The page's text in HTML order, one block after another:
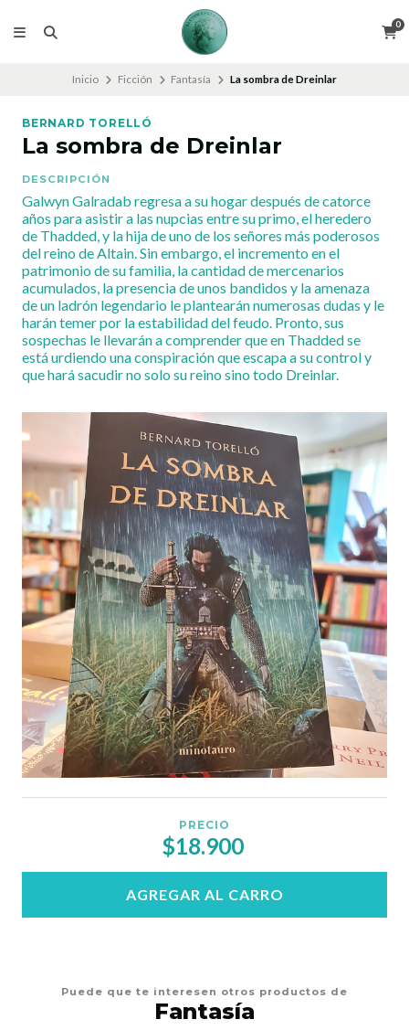
0
Inicio Ficción Fantasía La sombra de Dreinlar
BERNARD TORELLÓ
La sombra de Dreinlar
DESCRIPCIÓN
Galwyn Galradab regresa a su hogar después de catorce
años para asistir a las nupcias entre su primo, el heredero
de Thadded, y la hija de uno de los señores más poderosos
del reino de Altain. Sin embargo, el incremento en el
patrimonio de su familia, la cantidad de mercenarios
acumulados, la presencia de unos bandidos y la amenaza
de un ladrón legendario le plantearán numerosas dudas y le
harán temer por la estabilidad del feudo. Pronto, sus
sospechas le llevarán a comprender que en Thadded se
está urdiendo una conspiración que escapa a su control y
que hará sacudir no solo su reino sino todo Dreinlar.
PRECIO
$18.900
AGREGAR AL CARRO
Puede que te interesen otros productos de
Fantasía